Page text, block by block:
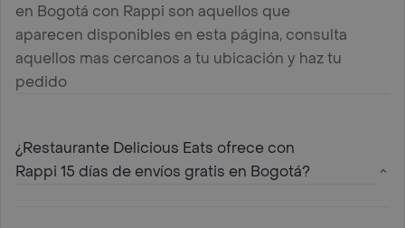
en Bogotá con Rappi son aquellos que
aparecen disponibles en esta página, consulta
aquellos mas cercanos a tu ubicación y haz tu
pedido
¿Restaurante Delicious Eats ofrece con
Rappi 15 días de envíos gratis en Bogotá?